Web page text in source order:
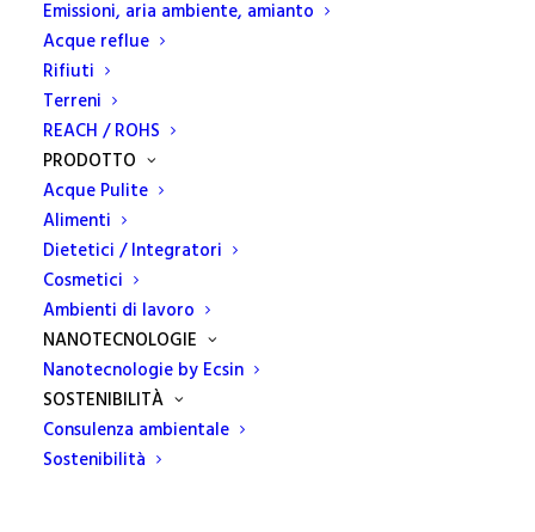
Emissioni, aria ambiente, amianto
Acque reflue
Rifiuti
Terreni
REACH / ROHS
PRODOTTO
Acque Pulite
Alimenti
Dietetici / Integratori
Cosmetici
Ambienti di lavoro
NANOTECNOLOGIE
Nanotecnologie by Ecsin
SOSTENIBILITÀ
Consulenza ambientale
Sostenibilità